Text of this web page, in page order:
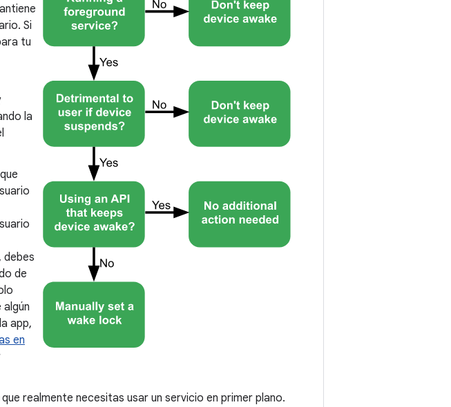
Si
tu
la
debes
de
app,
en
realmente necesitas usar un servicio en primer plano.